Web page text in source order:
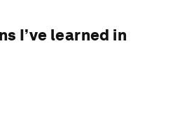
I’ve learned in